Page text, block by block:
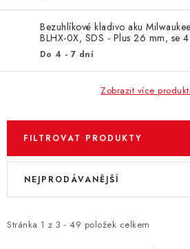
ODSTOUPENÍ OD SMLOUVY
EXPEDICE ZBOŽÍ
REKLAMACE
Bezuhlíkové kladivo aku
BLHX-0X, SDS - Plus 26 mm, se
sklíčidlem FIXTEC™
Do 4 - 7 dní
Zobrazit více
FILTROVAT PRODUKTY
V
i
Stránka 1 z 3 - 49 položek celkem
Ř
e
NEJPRODÁVANĚJŠÍ